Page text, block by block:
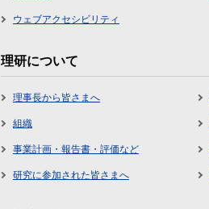
ウェブアクセシビリティ
理研について
理事長から皆さまへ
組織
事業計画・報告書・評価など
研究に参加された皆さまへ